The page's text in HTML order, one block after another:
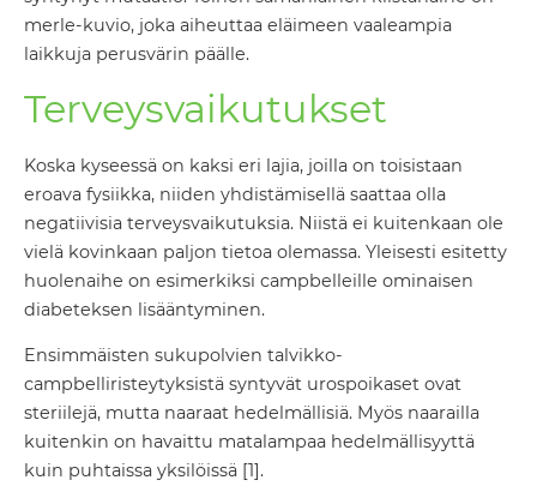
merle-kuvio, joka aiheuttaa eläimeen vaaleampia
laikkuja perusvärin päälle.
Terveysvaikutukset
Koska kyseessä on kaksi eri lajia, joilla on toisistaan
eroava fysiikka, niiden yhdistämisellä saattaa olla
negatiivisia terveysvaikutuksia. Niistä ei kuitenkaan ole
vielä kovinkaan paljon tietoa olemassa. Yleisesti esitetty
huolenaihe on esimerkiksi campbelleille ominaisen
diabeteksen lisääntyminen.
Ensimmäisten sukupolvien talvikko-
campbelliristeytyksistä syntyvät urospoikaset ovat
steriilejä, mutta naaraat hedelmällisiä. Myös naarailla
kuitenkin on havaittu matalampaa hedelmällisyyttä
kuin puhtaissa yksilöissä [1].